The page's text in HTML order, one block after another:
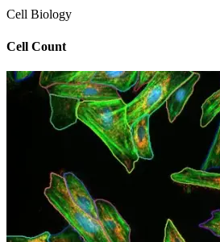
Cell Biology
Cell Count